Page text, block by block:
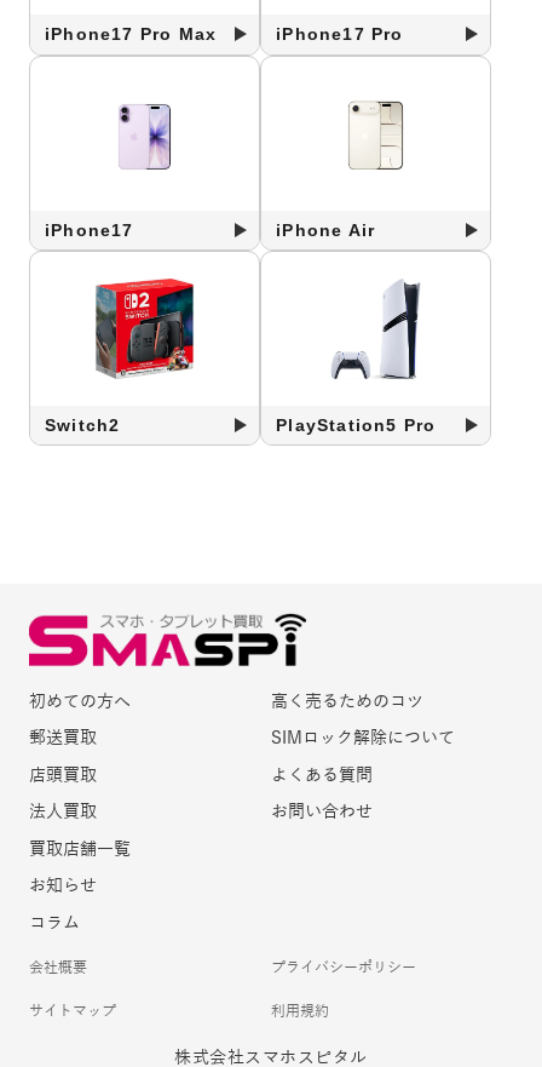
iPhone17 Pro Max iPhone17 Pro
iPhone17 iPhone Air
Switch2 PlayStation5 Pro
初めての方へ
郵送買取
店頭買取
法人買取
買取店舗一覧
お知らせ
コラム
高く売るためのコツ
SIMロック解除について
よくある質問
お問い合わせ
会社概要 プライバシーポリシー
サイトマップ 利用規約
株式会社スマホスピタル